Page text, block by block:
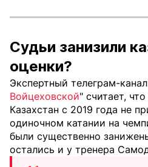
Судьи занизили
оценки?
Экспертный телеграм-
Войцеховской" считает,
Казахстан с 2019 года не
одиночном катании на
были существенно
остались и у тренера